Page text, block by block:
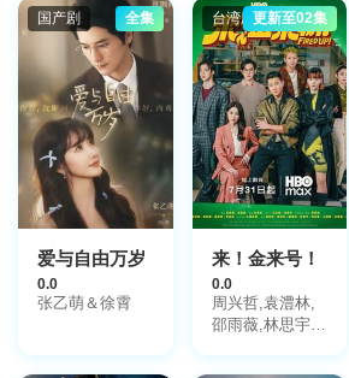
仙
国产剧 全集
爱与自由万岁
0.0
张乙萌＆徐霄
台湾剧更新至02集
来！金来号！
0.0
周兴哲,袁澧林,
邵雨薇,林思宇,